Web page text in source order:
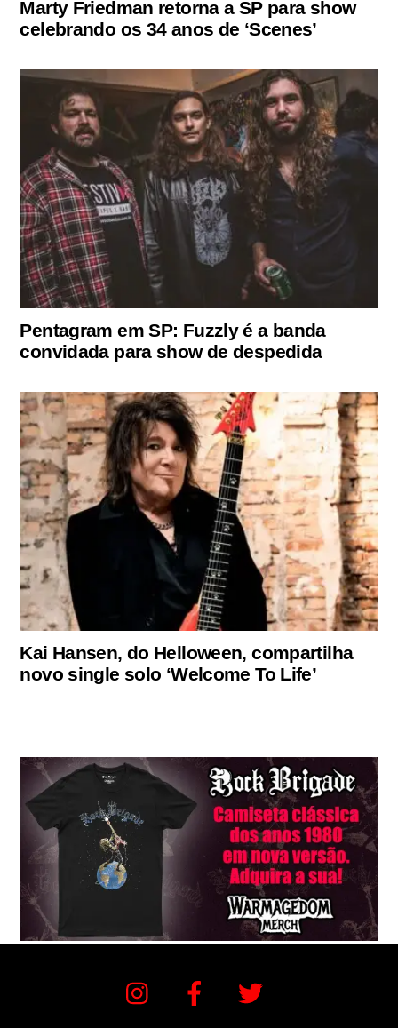
Marty Friedman retorna a SP para show
celebrando os 34 anos de ‘Scenes’
Pentagram em SP: Fuzzly é a banda
convidada para show de despedida
Kai Hansen, do Helloween, compartilha
novo single solo ‘Welcome To Life’
Instagram Facebook